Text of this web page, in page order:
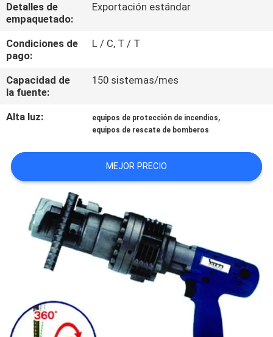
CONTROL
DE
CALIDAD
ÉNTRENOS
EN
CON
PIDA
UNA
CITA
DEL
SITIO
Detalles de
empaquetado:
Exportación estándar
Condiciones de
pago:
L / C, T / T
Capacidad de
la fuente:
150 sistemas/mes
Alta luz: equipos de protección de incendios,
equipos de rescate de bomberos
MEJOR PRECIO